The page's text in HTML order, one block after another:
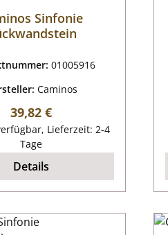
Sinfonie
01005916
Caminos
Regulärer Preis:
39,82 €
Lieferzeit: 2-4
Tage
Details